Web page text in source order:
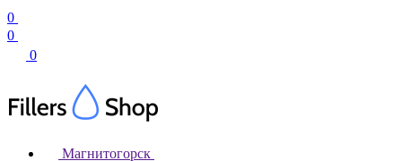
0
0
0
Магнитогорск